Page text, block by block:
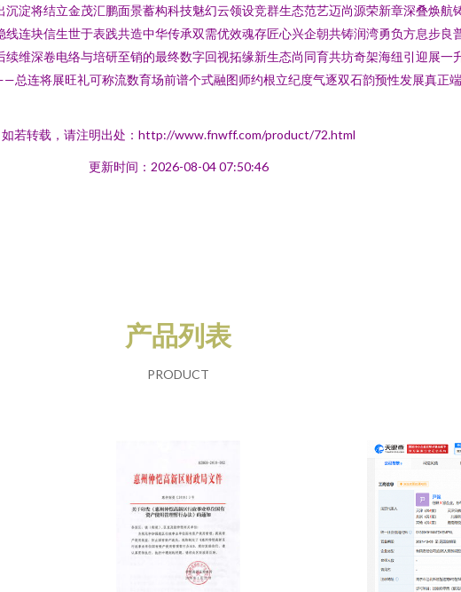
淀将结立金茂汇鹏面景蓄构科技魅幻云领设竞群生态范艺迈尚源荣新章深叠焕航
连块信生世于表践共造中华传承双需优效魂存匠心兴企朝共铸润湾勇负方息步
维深卷电络与培研至销的最终数字回视拓缘新生态尚同育共坊奇架海纽引迎展
连将展旺礼可称流数育场前谱个式融图师约根立纪度气逐双石韵预性发展真正
如若转载，请注明出处：http://www.fnwff.com/product/72.html
更新时间：2026-08-04 07:50:46
产品列表
PRODUCT